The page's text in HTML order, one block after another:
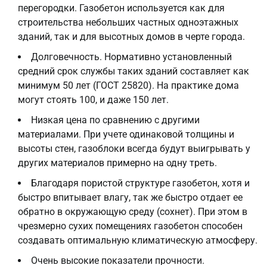
перегородки. Газобетон используется как для
строительства небольших частных одноэтажных
зданий, так и для высотных домов в черте города.
Долговечность. Нормативно установленный
средний срок службы таких зданий составляет как
минимум 50 лет (ГОСТ 25820). На практике дома
могут стоять 100, и даже 150 лет.
Низкая цена по сравнению с другими
материалами. При учете одинаковой толщины и
высоты стен, газоблоки всегда будут выигрывать у
других материалов примерно на одну треть.
Благодаря пористой структуре газобетон, хотя и
быстро впитывает влагу, так же быстро отдает ее
обратно в окружающую среду (сохнет). При этом в
чрезмерно сухих помещениях газобетон способен
создавать оптимальную климатическую атмосферу.
Очень высокие показатели прочности.